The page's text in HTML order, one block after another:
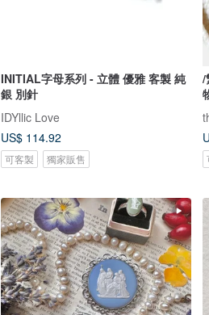
INITIAL字母系列 - 立體 優雅 客製 純
銀 別針
IDYllic Love
US$ 114.92
可客製 獨家販售
/